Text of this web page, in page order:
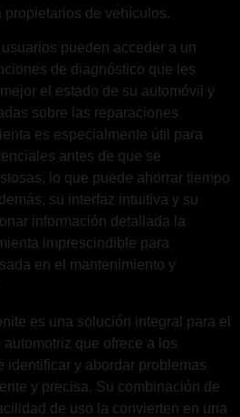
de vehículos.
pueden acceder a un
de diagnóstico que les
el estado de su automóvil y
sobre las reparaciones
es especialmente útil para
antes de que se
lo que puede ahorrar tiempo
su interfaz intuitiva y su
información detallada la
imprescindible para
en el mantenimiento y
es una solución integral para el
que ofrece a los
identificar y abordar problemas
y precisa. Su combinación de
de uso la convierten en una